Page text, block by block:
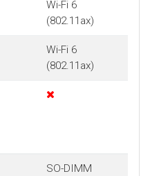
Wi-Fi 6
(802.11ax)
Wi-Fi 6
(802.11ax)
SO-DIMM